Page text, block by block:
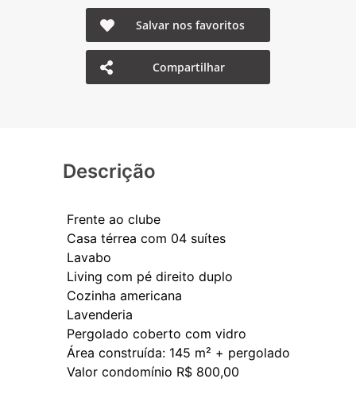
Salvar nos favoritos
Compartilhar
Descrição
Frente ao clube
Casa térrea com 04 suítes
Lavabo
Living com pé direito duplo
Cozinha americana
Lavenderia
Pergolado coberto com vidro
Área construída: 145 m² + pergolado